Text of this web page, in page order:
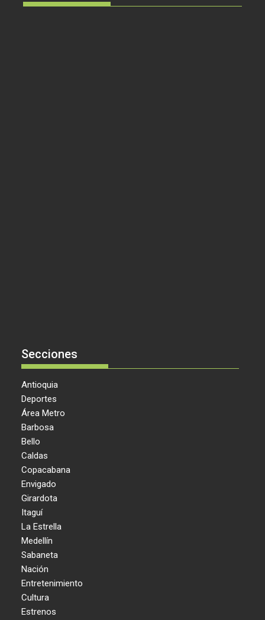
Secciones
Antioquia
Deportes
Área Metro
Barbosa
Bello
Caldas
Copacabana
Envigado
Girardota
Itaguí
La Estrella
Medellín
Sabaneta
Nación
Entretenimiento
Cultura
Estrenos